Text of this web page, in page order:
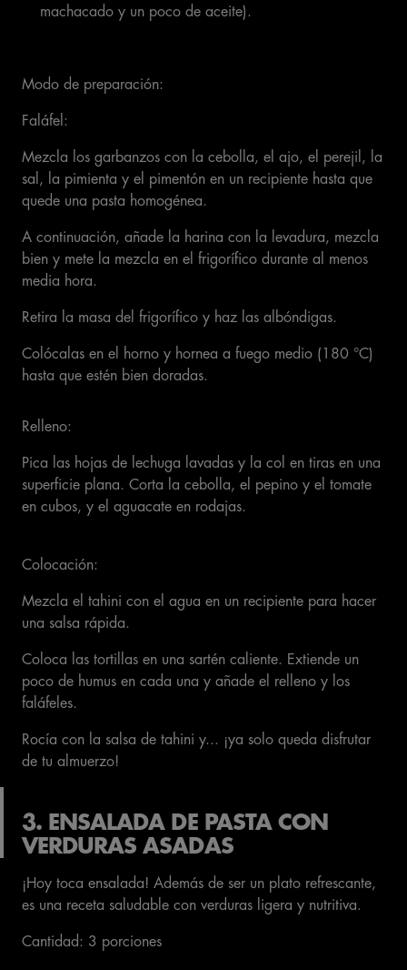
machacado y un poco de aceite).
Modo de preparación:
Faláfel:
Mezcla los garbanzos con la cebolla, el ajo, el perejil, la
sal, la pimienta y el pimentón en un recipiente hasta que
quede una pasta homogénea.
A continuación, añade la harina con la levadura, mezcla
bien y mete la mezcla en el frigorífico durante al menos
media hora.
Retira la masa del frigorífico y haz las albóndigas.
Colócalas en el horno y hornea a fuego medio (180 °C)
hasta que estén bien doradas.
Relleno:
Pica las hojas de lechuga lavadas y la col en tiras en una
superficie plana. Corta la cebolla, el pepino y el tomate
en cubos, y el aguacate en rodajas.
Colocación:
Mezcla el tahini con el agua en un recipiente para hacer
una salsa rápida.
Coloca las tortillas en una sartén caliente. Extiende un
poco de humus en cada una y añade el relleno y los
faláfeles.
Rocía con la salsa de tahini y... ¡ya solo queda disfrutar
de tu almuerzo!
3. ENSALADA DE PASTA CON
VERDURAS ASADAS
¡Hoy toca ensalada! Además de ser un plato refrescante,
es una receta saludable con verduras ligera y nutritiva.
Cantidad: 3 porciones